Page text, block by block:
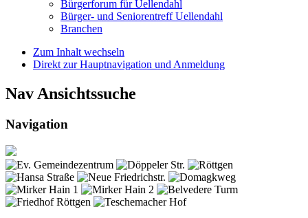
Bürgerforum für Uellendahl
Bürger- und Seniorentreff Uellendahl
Branchen
Zum Inhalt wechseln
Direkt zur Hauptnavigation und Anmeldung
Nav Ansichtssuche
Navigation